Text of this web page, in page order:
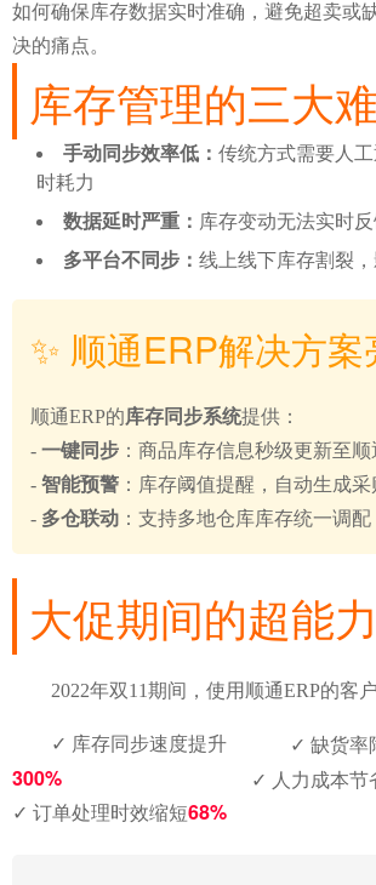
如何确保库存数据实时准确，避免超卖或
决的痛点。
库存管理的三大
手动同步效率低： 传统方式需要人
时耗力
数据延时严重： 库存变动无法实时
多平台不同步： 线上线下库存割裂
✨ 顺通ERP解决方案
顺通ERP的库存同步系统提供：
- 一键同步 ：商品库存信息秒级更新至
- 智能预警 ：库存阈值提醒，自动生成
- 多仓联动 ：支持多地仓库库存统一调配
大促期间的超能
2022年双11期间，使用顺通ERP的客
✓ 库存同步速度提升
300%
✓ 订单处理时效缩短68%
✓ 缺货率
✓ 人力成本节